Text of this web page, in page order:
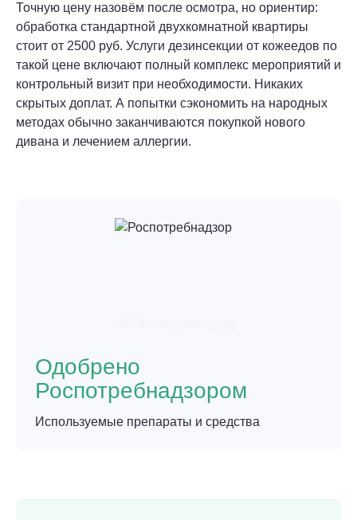
Точную цену назовём после осмотра, но ориентир:
обработка стандартной двухкомнатной квартиры
стоит от 2500 руб. Услуги дезинсекции от кожеедов по
такой цене включают полный комплекс мероприятий и
контрольный визит при необходимости. Никаких
скрытых доплат. А попытки сэкономить на народных
методах обычно заканчиваются покупкой нового
дивана и лечением аллергии.
Одобрено
Роспотребнадзором
Используемые препараты и средства